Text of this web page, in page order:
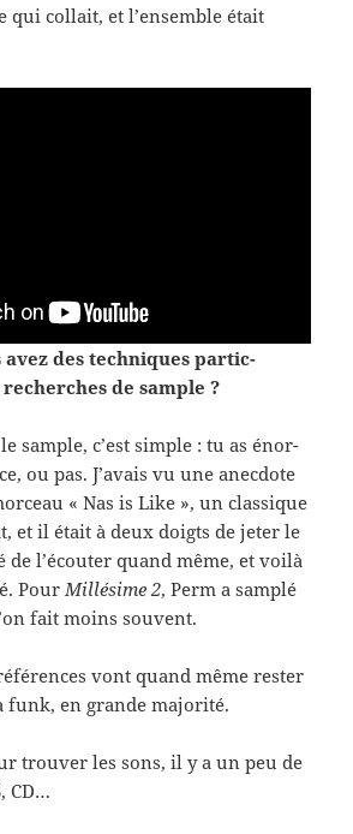
qui col­lait, et l’ensemble était
avez des tech­niques par­ti­c­
de sample ?
sam­ple, c’est sim­ple : tu as énor­
ou pas. J’avais vu une anec­dote
« Nas is Like », un clas­sique
et il était à deux doigts de jeter le
de l’écouter quand même, et voilà
Pour Mil­lésime 2, Perm a sam­plé
fait moins souvent.
vont quand même rester
funk, en grande majorité.
trou­ver les sons, il y a un peu de
CD…